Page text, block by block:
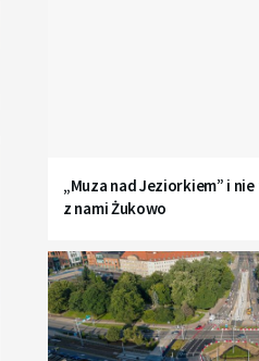
„Muza nad Jeziorkiem” i
z nami Żukowo